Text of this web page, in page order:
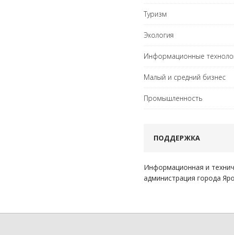
Туризм
Экология
Информационные
Малый и средний бизнес
Промышленность
ПОДДЕРЖКА
Информационная и
администрация города